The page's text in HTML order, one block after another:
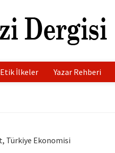
Etik İlkeler Yazar Rehberi
Türkiye Ekonomisi